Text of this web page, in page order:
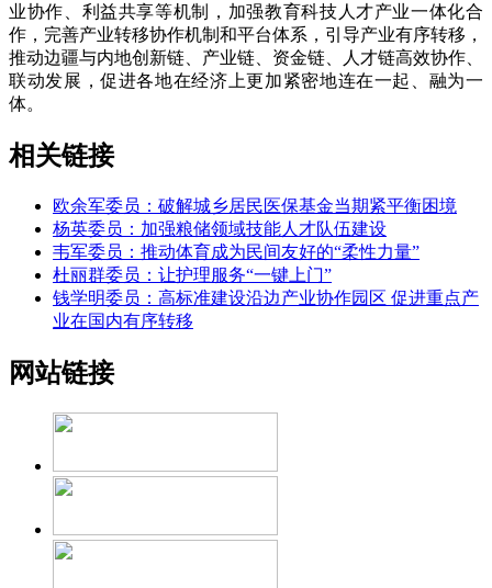
业协作、利益共享等机制，加强教育科技人才产业一体化合
作，完善产业转移协作机制和平台体系，引导产业有序转移，
推动边疆与内地创新链、产业链、资金链、人才链高效协作、
联动发展，促进各地在经济上更加紧密地连在一起、融为一
体。
相关链接
欧余军委员：破解城乡居民医保基金当期紧平衡困境
杨英委员：加强粮储领域技能人才队伍建设
韦军委员：推动体育成为民间友好的“柔性力量”
杜丽群委员：让护理服务“一键上门”
钱学明委员：高标准建设沿边产业协作园区 促进重点产
业在国内有序转移
网站链接